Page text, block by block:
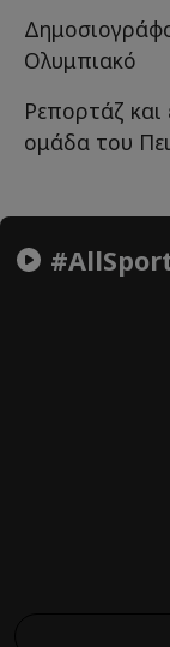
Ολυμπιακό
Ρεπορτάζ και
ομάδα του